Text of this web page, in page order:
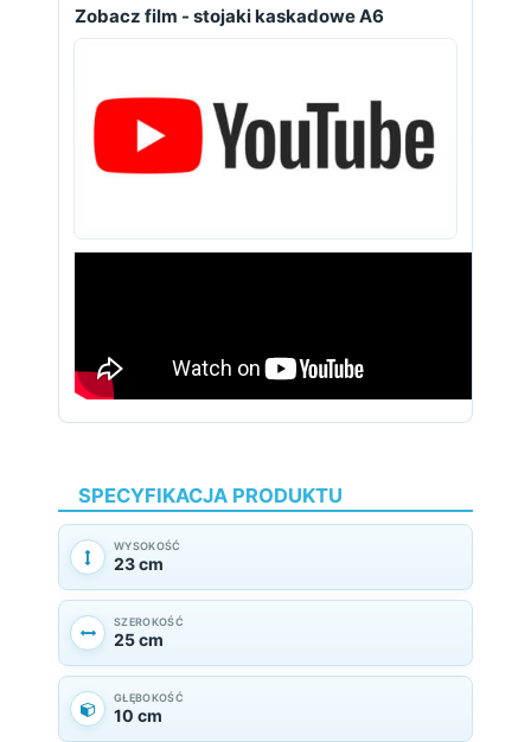
Zobacz film - stojaki kaskadowe A6
SPECYFIKACJA PRODUKTU
WYSOKOŚĆ
23 cm
SZEROKOŚĆ
25 cm
GŁĘBOKOŚĆ
10 cm